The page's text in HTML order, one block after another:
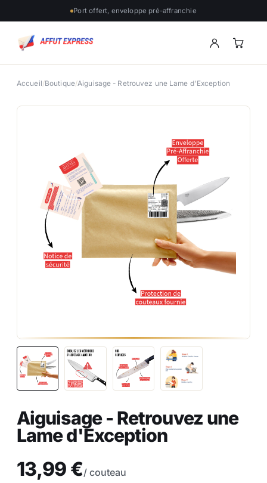
Port offert, enveloppe pré-affranchie
Accueil/Boutique/Aiguisage - Retrouvez une Lame d'Exception
Aiguisage - Retrouvez une
Lame d'Exception
13,99 €/ couteau